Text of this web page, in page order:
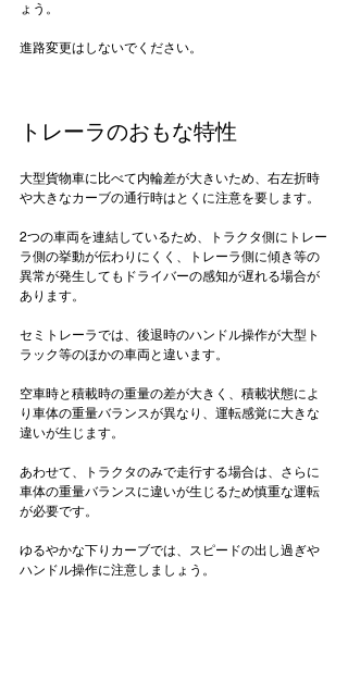
ょう。
進路変更はしないでください。
トレーラのおもな特性
大型貨物車に比べて内輪差が大きいため、右左折時
や大きなカーブの通行時はとくに注意を要します。
2つの車両を連結しているため、トラクタ側にトレー
ラ側の挙動が伝わりにくく、トレーラ側に傾き等の
異常が発生してもドライバーの感知が遅れる場合が
あります。
セミトレーラでは、後退時のハンドル操作が大型ト
ラック等のほかの車両と違います。
空車時と積載時の重量の差が大きく、積載状態によ
り車体の重量バランスが異なり、運転感覚に大きな
違いが生じます。
あわせて、トラクタのみで走行する場合は、さらに
車体の重量バランスに違いが生じるため慎重な運転
が必要です。
ゆるやかな下りカーブでは、スピードの出し過ぎや
ハンドル操作に注意しましょう。